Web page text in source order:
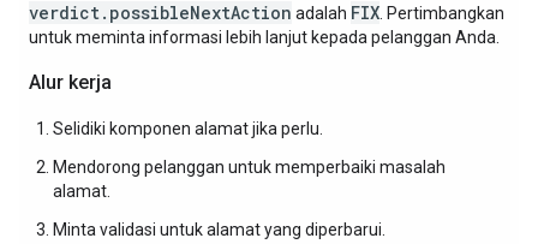
verdict.possibleNextAction adalah FIX . Pertimbangkan
untuk meminta informasi lebih lanjut kepada pelanggan Anda.
Alur kerja
Selidiki komponen alamat jika perlu.
Mendorong pelanggan untuk memperbaiki masalah
alamat.
Minta validasi untuk alamat yang diperbarui.